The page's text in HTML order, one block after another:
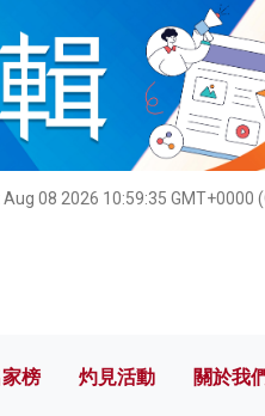
08 2026 10:59:37 GMT+0000
名家榜 灼見活動 關
榜 灼見活動 關於我